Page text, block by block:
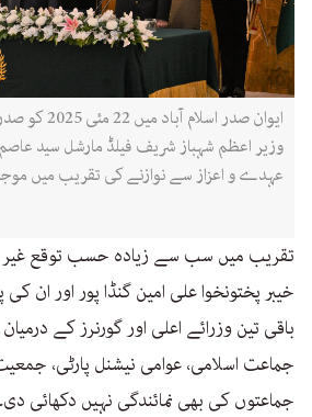
ایوان صدر
وزیر اعظم شہباز شریف فیلڈ مارشل سید
عہدے و اعزاز سے نوازنے کی تقریب میں
تقریب میں سب سے زیادہ حسب توقع غیر
خیبر پختونخوا علی امین گنڈا پور اور ان
باقی تین وزرائے اعلی اور گورنرز کے
جماعت اسلامی، عوامی نیشنل پارٹی،
جماعتوں کی بھی نمائندگی نہیں دکھائی